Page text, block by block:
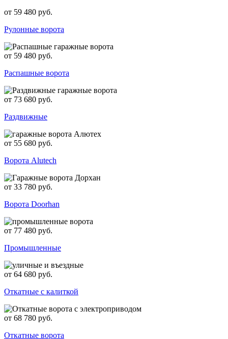
от 59 480 руб.
Рулонные ворота
от 59 480 руб.
Распашные ворота
от 73 680 руб.
Раздвижные
от 55 680 руб.
Ворота Alutech
от 33 780 руб.
Ворота Doorhan
от 77 480 руб.
Промышленные
от 64 680 руб.
Откатные с калиткой
от 68 780 руб.
Откатные ворота